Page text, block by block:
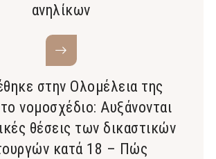
ανηλίκων
στην Ολομέλεια της
νομοσχέδιο: Αυξάνονται
θέσεις των δικαστικών
κατά 18 – Πώς